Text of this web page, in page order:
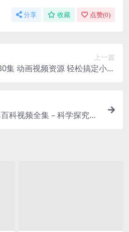
分享 收藏 点赞(0)
上一篇
集 动画视频资源 轻松搞定小学
全集 – 科学探究世